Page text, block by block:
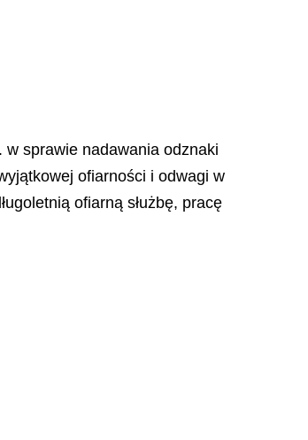
sprawie nadawania odznaki
ofiarności i odwagi w
ofiarną służbę, pracę